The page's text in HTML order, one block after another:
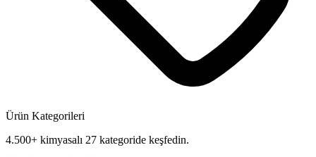
Ürün Kategorileri
4.500+ kimyasalı 27 kategoride keşfedin.